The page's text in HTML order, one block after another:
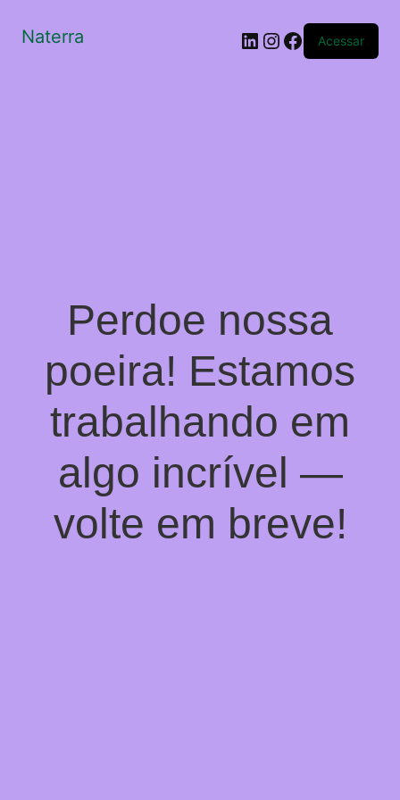
Naterra LinkedIn
Instagram
Facebook
Acessar
Perdoe nossa
poeira! Estamos
trabalhando em
algo incrível —
volte em breve!